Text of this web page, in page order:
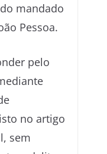
mandado
Pessoa.
pelo
no artigo
sem